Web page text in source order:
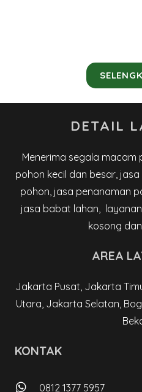
DETAIL
Menerima segala
pohon kecil dan besar,
pohon, jasa penanaman
jasa babat lahan,
kosong
AREA
Jakarta Pusat, Jakarta
Utara, Jakarta Selatan,
KONTAK
0812 1377 5957